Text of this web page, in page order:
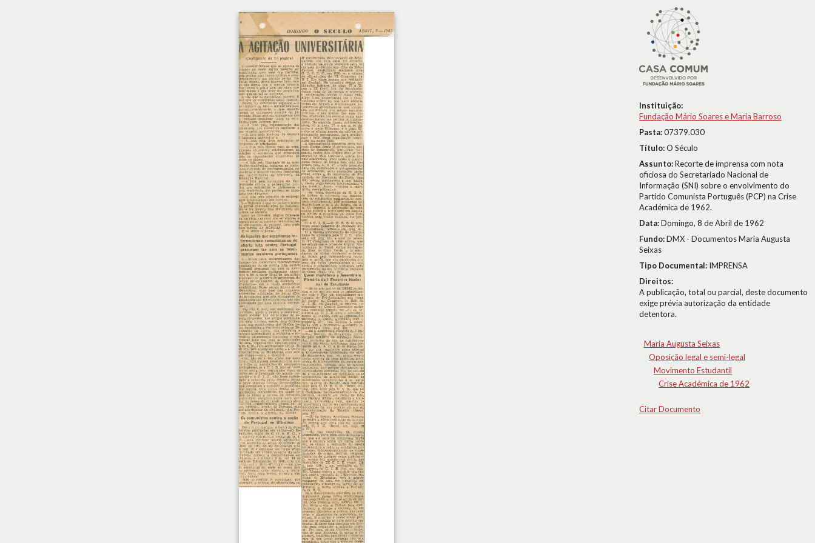
Instituição:
Fundação Mário Soares e Maria Barroso
Pasta:07379.030
Título:O Século
Assunto:Recorte de imprensa com nota
oficiosa do Secretariado Nacional de
Informação (SNI) sobre o envolvimento do
Partido Comunista Português (PCP) na Crise
Académica de 1962.
Data:Domingo, 8 de Abril de 1962
Fundo:DMX - Documentos Maria Augusta
Seixas
Tipo Documental: IMPRENSA
Direitos:
A publicação, total ou parcial, deste documento
exige prévia autorização da entidade
detentora.
Maria Augusta Seixas
Oposição legal e semi-legal
Movimento Estudantil
Crise Académica de 1962
Citar Documento